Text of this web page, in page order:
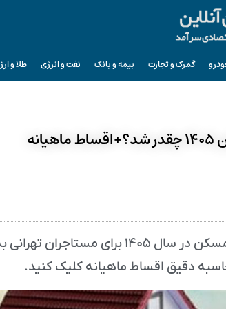
گمرک و تجارت بیمه و بانک نفت و انرژی طلا و ارز
دقیق اقساط ماهیانه کلیک کنید.